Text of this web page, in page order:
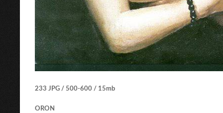
233 JPG / 500-600 / 15mb
ORON